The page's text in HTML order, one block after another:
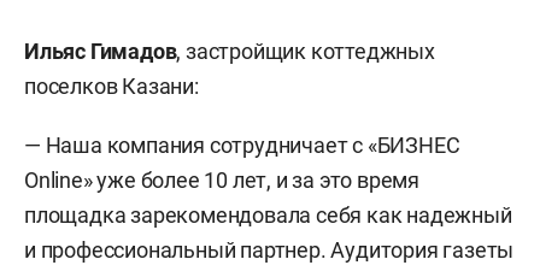
Ильяс Гимадов, застройщик коттеджных
поселков Казани:
— Наша компания сотрудничает с «БИЗНЕС
Online» уже более 10 лет, и за это время
площадка зарекомендовала себя как надежный
и профессиональный партнер. Аудитория газеты